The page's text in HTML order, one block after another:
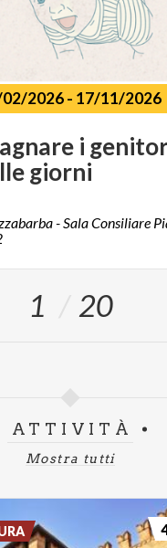
2026- 17/11/2026
i
giorni
- Sala Consiliare
1 20
ATTIVITÀ
Mostra tutti